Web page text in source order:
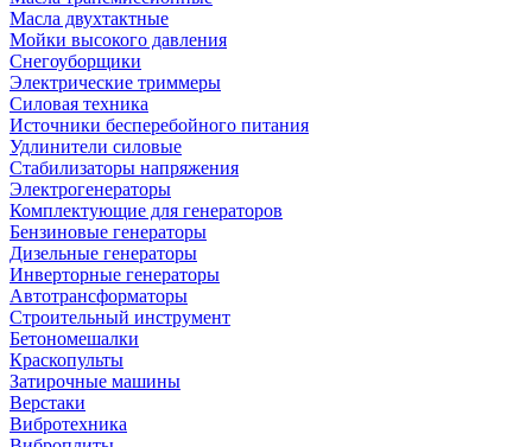
Масла двухтактные
Мойки высокого давления
Снегоуборщики
Электрические триммеры
Силовая техника
Источники бесперебойного питания
Удлинители силовые
Стабилизаторы напряжения
Электрогенераторы
Комплектующие для генераторов
Бензиновые генераторы
Дизельные генераторы
Инверторные генераторы
Автотрансформаторы
Строительный инструмент
Бетономешалки
Краскопульты
Затирочные машины
Верстаки
Вибротехника